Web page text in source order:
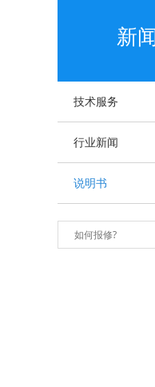
新
技术服务
行业新闻
说明书